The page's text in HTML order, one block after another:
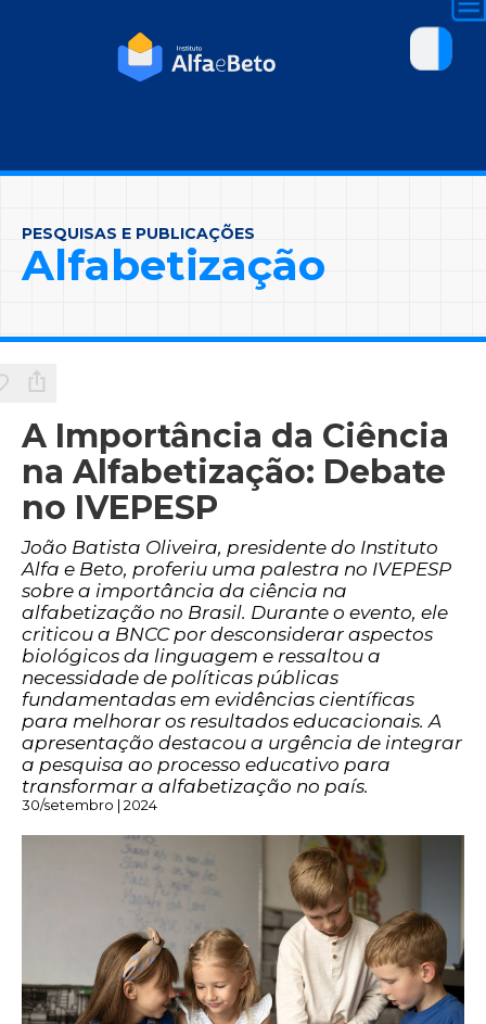
PESQUISAS E PUBLICAÇÕES
Alfabetização
A Importância da Ciência
na Alfabetização: Debate
no IVEPESP
João Batista Oliveira, presidente do Instituto
Alfa e Beto, proferiu uma palestra no IVEPESP
sobre a importância da ciência na
alfabetização no Brasil. Durante o evento, ele
criticou a BNCC por desconsiderar aspectos
biológicos da linguagem e ressaltou a
necessidade de políticas públicas
fundamentadas em evidências científicas
para melhorar os resultados educacionais. A
apresentação destacou a urgência de integrar
a pesquisa ao processo educativo para
transformar a alfabetização no país.
30/setembro | 2024